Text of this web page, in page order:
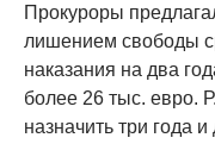
Прокуроры
лишением свободы
наказания на два
более 26 тыс. евро.
назначить три года